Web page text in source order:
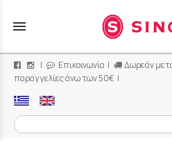
menu
| Επικοινωνία |
Δωρεάν
παραγγελίες άνω των 50€ |